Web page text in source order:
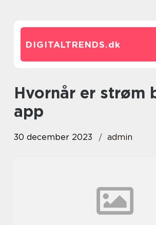
DIGITALTRENDS.dk
hvornår er strøm billigst
app
30 december 2023 admin